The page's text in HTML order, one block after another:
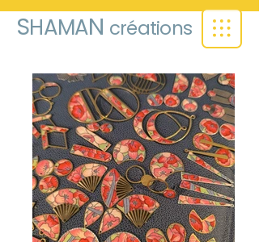
SHAMAN créations